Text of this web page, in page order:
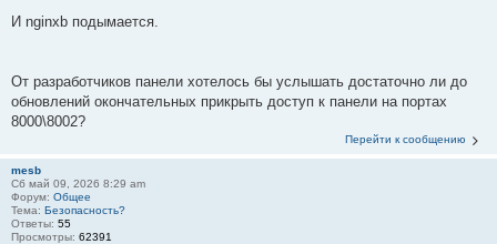
И nginxb подымается.
От разработчиков панели хотелось бы услышать достаточно ли до
обновлений окончательных прикрыть доступ к панели на портах
8000\8002?
Перейти к сообщению
mesb
Сб май 09, 2026 8:29 am
Форум: Общее
Тема: Безопасность?
Ответы: 55
Просмотры: 62391